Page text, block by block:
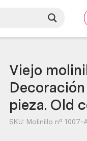
Viejo
pieza. Old
SKU: Molinillo nº 1007-